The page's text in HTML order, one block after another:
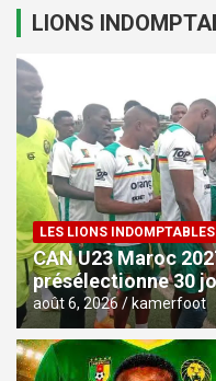
LIONS
LES LIONS INDOMPTABLES
CAN U23 Maroc
présélectionne 30
août 6, 2026 kamerfoot